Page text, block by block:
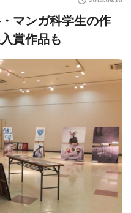
マンガ科学生の作
賞作品も